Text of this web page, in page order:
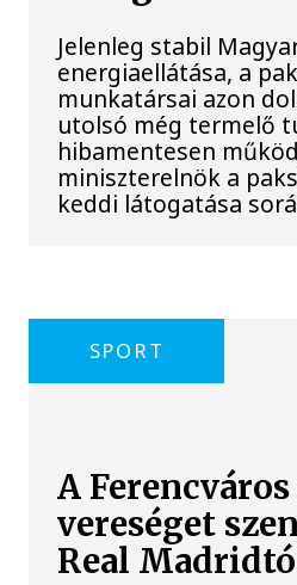
Jelenleg stabil
energiaellátása, a
munkatársai azon
utolsó még termelő
hibamentesen
miniszterelnök a
keddi látogatása
SPORT
A
vereséget
Real